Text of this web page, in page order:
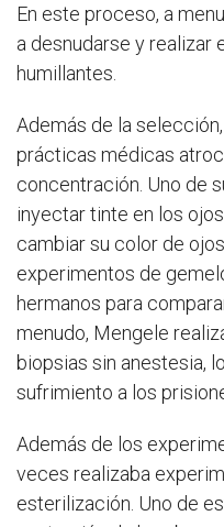
En este proceso, a
a desnudarse y realizar
humillantes.
Además de la
prácticas médicas
concentración. Uno de
inyectar tinte en los
cambiar su color de
experimentos de
hermanos para
menudo, Mengele
biopsias sin anestesia,
sufrimiento a los
Además de los
veces realizaba
esterilización. Uno de